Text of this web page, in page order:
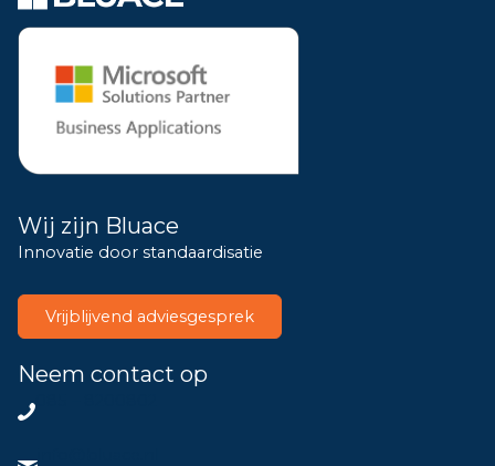
Wij zijn Bluace
Innovatie door standaardisatie
Vrijblijvend adviesgesprek
Neem contact op